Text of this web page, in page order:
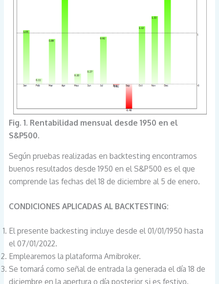
Fig. 1. Rentabilidad mensual desde 1950 en el
S&P500.
Según pruebas realizadas en backtesting encontramos
buenos resultados desde 1950 en el S&P500 es el que
comprende las fechas del 18 de diciembre al 5 de enero.
CONDICIONES APLICADAS AL BACKTESTING:
El presente backesting incluye desde el 01/01/1950 hasta
el 07/01/2022.
Emplearemos la plataforma Amibroker.
Se tomará como señal de entrada la generada el día 18 de
diciembre en la apertura o día posterior si es festivo.